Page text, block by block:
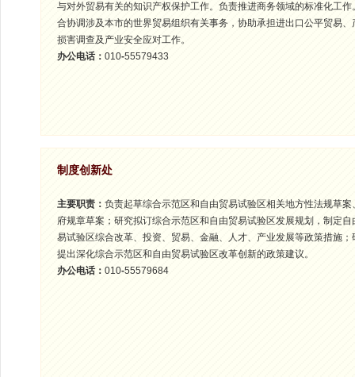
与对外贸易有关的知识产权保护工作。负责推进商务领域的标准化工作
合协调涉及本市的世界贸易组织有关事务，协助承担进出口公平贸易、
损害调查及产业安全应对工作。
办公电话： 010-55579433
制度创新处
主要职责： 负责起草综合示范区和自由贸易试验区相关地方性法规草案
府规章草案；研究拟订综合示范区和自由贸易试验区发展规划，制定自
易试验区综合改革、投资、贸易、金融、人才、产业发展等政策措施；
提出深化综合示范区和自由贸易试验区改革创新的政策建议。
办公电话： 010-55579684